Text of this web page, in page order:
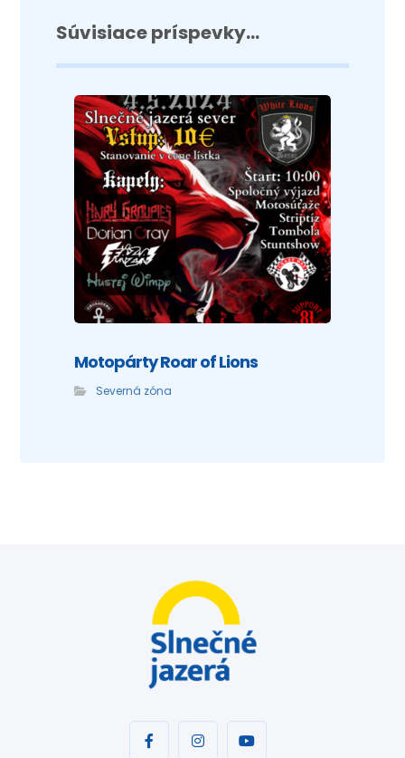
Súvisiace príspevky...
Motopárty Roar of Lions
Severná zóna